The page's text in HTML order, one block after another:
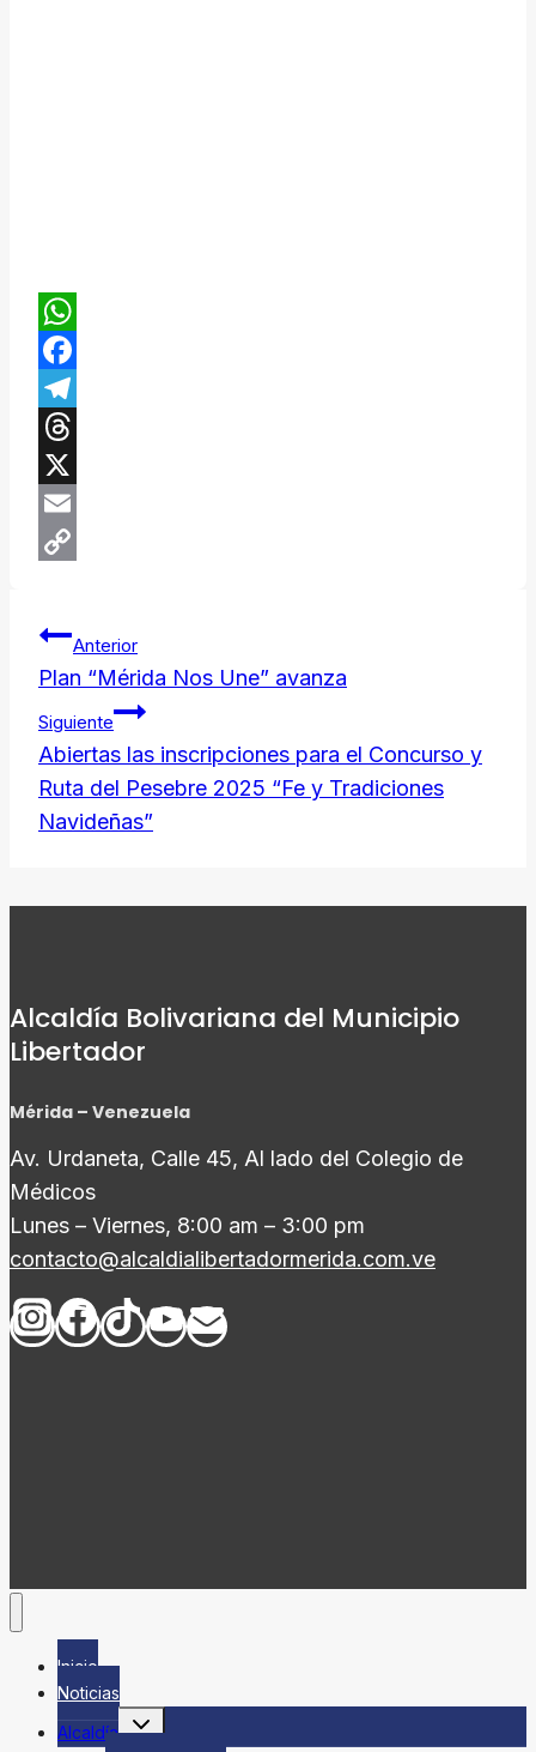
WhatsApp
Facebook
Telegram
Threads
X
Email
Navegación
de
entradas
Anterior
Plan “Mérida Nos Une” avanza
Siguiente
Abiertas las inscripciones para el Concurso y
Ruta del Pesebre 2025 “Fe y Tradiciones
Navideñas”
Alcaldía Bolivariana del Municipio
Libertador
Mérida – Venezuela
Av. Urdaneta, Calle 45, Al lado del Colegio de
Médicos
Lunes – Viernes, 8:00 am – 3:00 pm
contacto@alcaldialibertadormerida.com.ve
Inicio
Noticias
Alcaldía
Alternar
menú